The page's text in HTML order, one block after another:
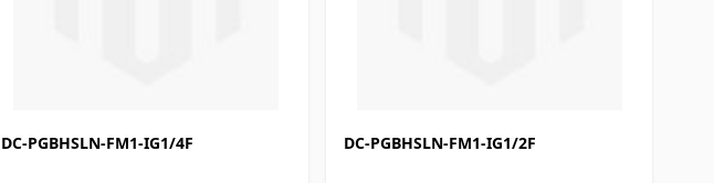
DC-PGBHSLN-FM1-IG1/4F DC-PGBHSLN-FM1-IG1/2F